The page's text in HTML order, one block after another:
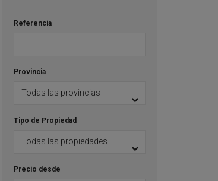
Referencia
Provincia
Tipo de Propiedad
Precio desde